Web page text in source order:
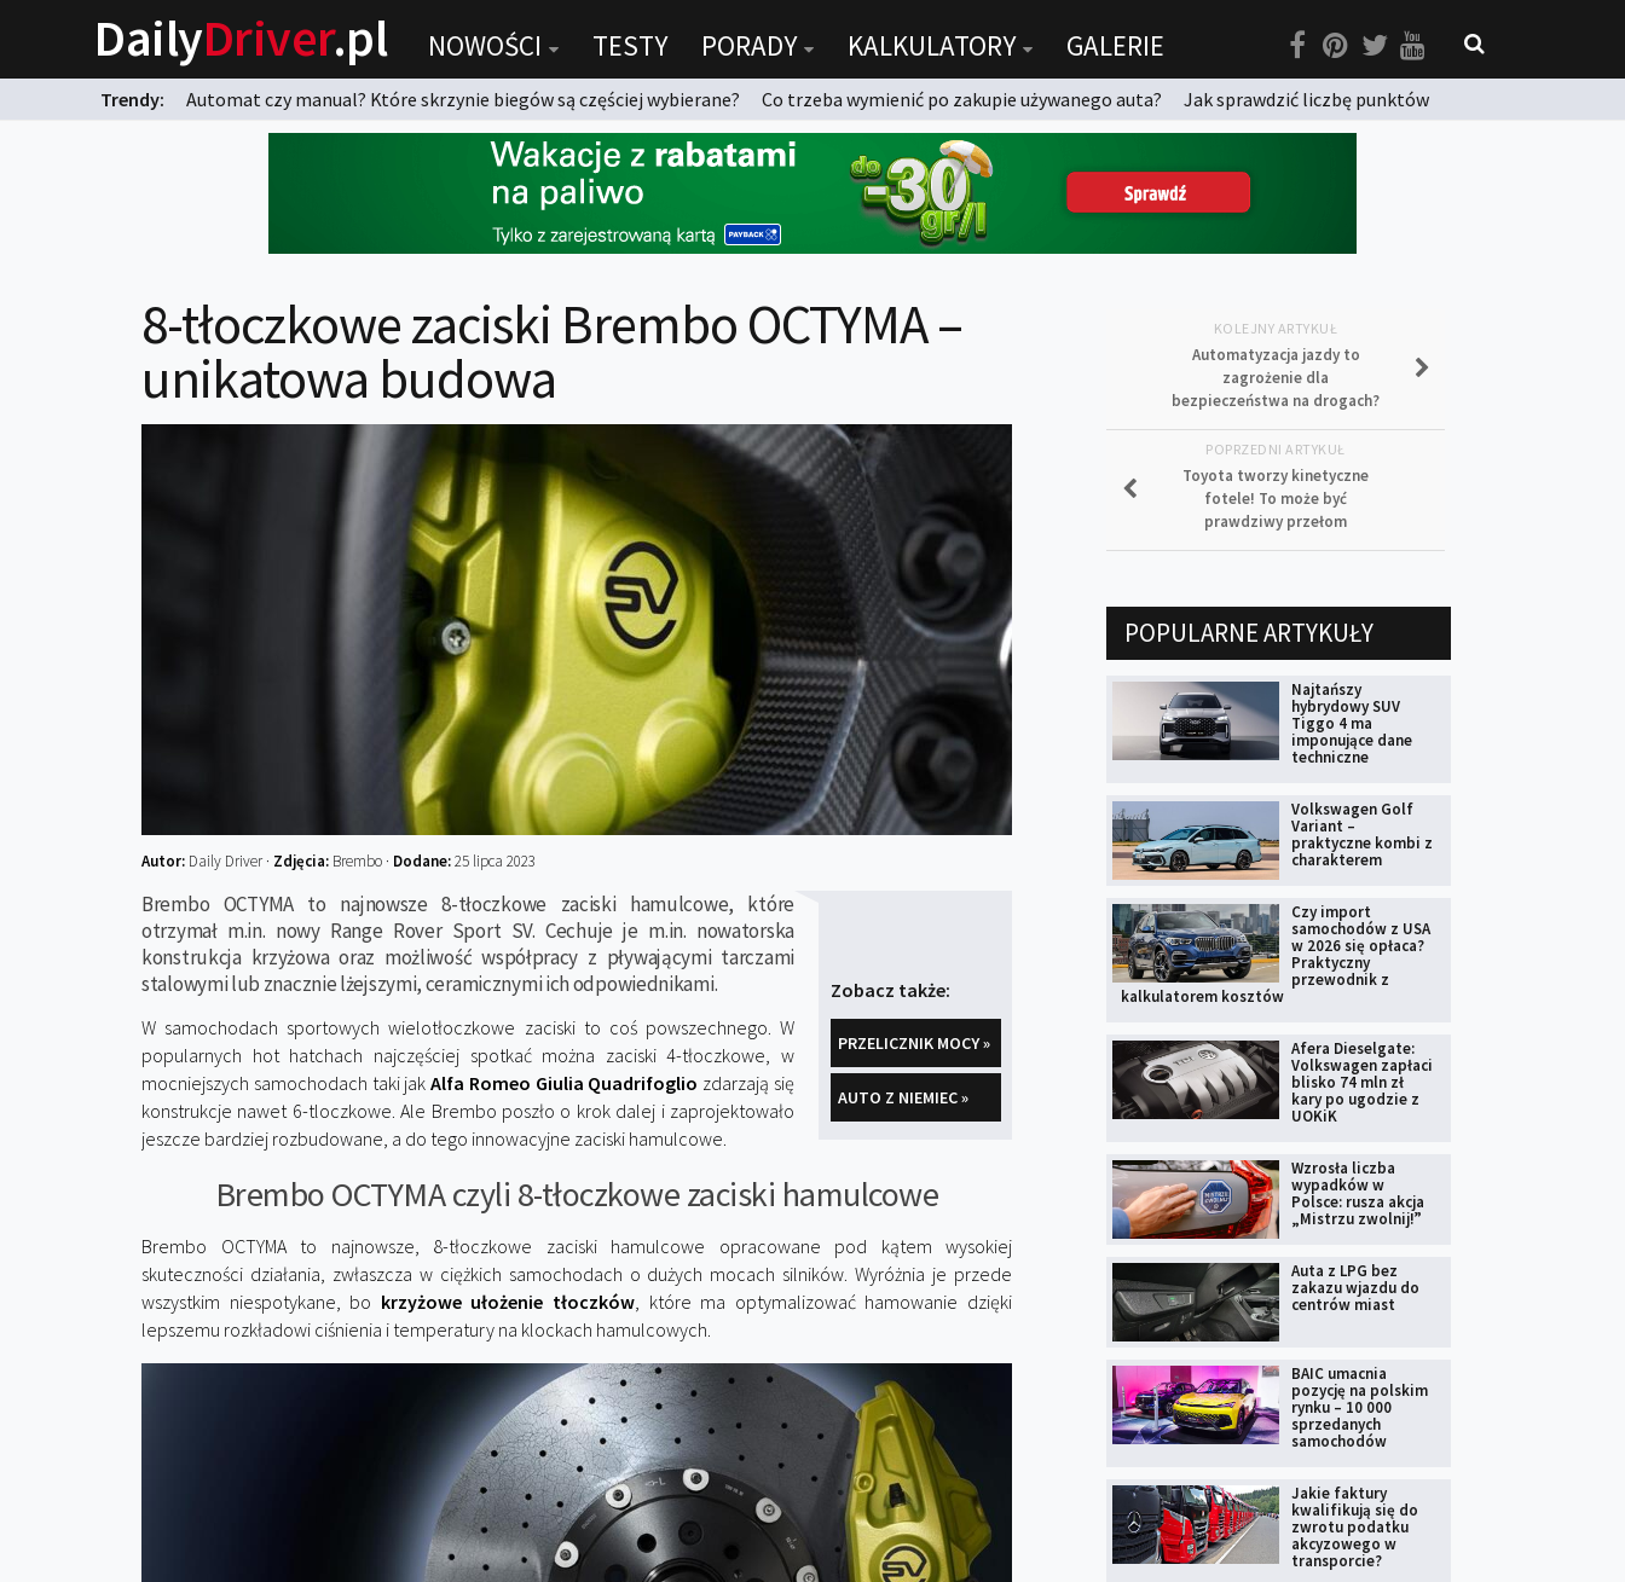
DailyDriver.pl NOWOŚCI TESTY PORADY KALKULATORY GALERIE
Trendy: Automat czy manual? Które skrzynie biegów są częściej wybierane? Co trzeba wymienić po zakupie używanego auta?
Jak sprawdzić liczbę punktów
8-tłoczkowe zaciski Brembo OCTYMA –
unikatowa budowa
Autor: Daily Driver · Zdjęcia: Brembo · Dodane:25 lipca 2023
Zobacz także:
PRZELICZNIK MOCY »
AUTO Z NIEMIEC »
Brembo OCTYMA to najnowsze 8-tłoczkowe zaciski hamulcowe, które
otrzymał m.in. nowy Range Rover Sport SV. Cechuje je m.in. nowatorska
konstrukcja krzyżowa oraz możliwość współpracy z pływającymi tarczami
stalowymi lub znacznie lżejszymi, ceramicznymi ich odpowiednikami.
W samochodach sportowych wielotłoczkowe zaciski to coś powszechnego. W
popularnych hot hatchach najczęściej spotkać można zaciski 4-tłoczkowe, w
mocniejszych samochodach taki jakAlfa Romeo Giulia Quadrifoglio zdarzają się
konstrukcje nawet 6-tloczkowe. Ale Brembo poszło o krok dalej i zaprojektowało
jeszcze bardziej rozbudowane, a do tego innowacyjne zaciski hamulcowe.
Brembo OCTYMA czyli 8-tłoczkowe zaciski hamulcowe
Brembo OCTYMA to najnowsze, 8-tłoczkowe zaciski hamulcowe opracowane pod kątem wysokiej
skuteczności działania, zwłaszcza w ciężkich samochodach o dużych mocach silników. Wyróżnia je przede
wszystkim niespotykane, bo krzyżowe ułożenie tłoczków, które ma optymalizować hamowanie dzięki
lepszemu rozkładowi ciśnienia i temperatury na klockach hamulcowych.
KOLEJNY ARTYKUŁ
Automatyzacja jazdy to
zagrożenie dla
bezpieczeństwa na drogach?
POPRZEDNI ARTYKUŁ
Toyota tworzy kinetyczne
fotele! To może być
prawdziwy przełom
POPULARNE ARTYKUŁY
Najtańszy
hybrydowy SUV
Tiggo 4 ma
imponujące dane
techniczne
Volkswagen Golf
Variant –
praktyczne kombi z
charakterem
Czy import
samochodów z USA
w 2026 się opłaca?
Praktyczny
przewodnik z
kalkulatorem kosztów
Afera Dieselgate:
Volkswagen zapłaci
blisko 74 mln zł
kary po ugodzie z
UOKiK
Wzrosła liczba
wypadków w
Polsce: rusza akcja
„Mistrzu zwolnij!”
Auta z LPG bez
zakazu wjazdu do
centrów miast
BAIC umacnia
pozycję na polskim
rynku – 10 000
sprzedanych
samochodów
Jakie faktury
kwalifikują się do
zwrotu podatku
akcyzowego w
transporcie?